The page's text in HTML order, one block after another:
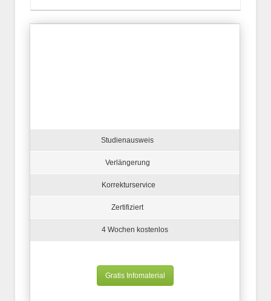
Studienausweis
Verlängerung
Korrekturservice
Zertifiziert
4 Wochen kostenlos
Gratis Infomaterial